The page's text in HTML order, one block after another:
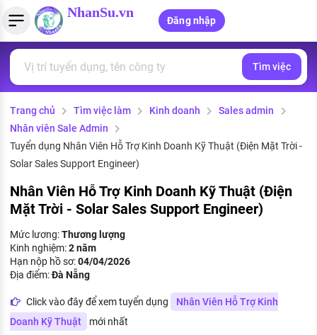
NhanSu.vn
Đăng nhập
Tìm việc làm
Việc làm ngành luật
Việc làm lương cao
CÔNG TY
Danh sách nhà tuyển dụng
Quản lý CV
Tải CV lên
Tạo CV trực tuyến
MẪU CV THEO STYLE
Mẫu CV đơn giản
Mẫu CV hiện đại
Tính lương Gross - Net
Tính thuế thu nhập cá nhân
Tính trợ cấp thất nghiệp
PHÁP LUẬT VIỆT NAM
Văn bản pháp luật
Chính sách mới
PHÁP LUẬT LAO ĐỘNG
Bảo hiểm và phúc lợi
Thuế thu nhập
Hồ sơ biểu mẫu
Chính sách lao động
KHÁM PHÁ NGHỀ NGHIỆP
Tìm việc
Trang chủ Tìm việc làm Kinh doanh
Sales admin
Nhân viên Sale Admin
Tuyển dụng Nhân Viên Hỗ Trợ Kinh Doanh Kỹ Thuật (Điện Mặt Trời -
Solar Sales Support Engineer)
Nhân Viên Hỗ Trợ Kinh Doanh Kỹ Thuật (Điện
Mặt Trời - Solar Sales Support Engineer)
Mức lương:Thương lượng
Kinh nghiệm:2 năm
Hạn nộp hồ sơ:04/04/2026
Địa điểm:Đà Nẵng
Click vào đây để xem tuyển dụng
Nhân Viên Hỗ Trợ Kinh
Doanh Kỹ Thuật
mới nhất